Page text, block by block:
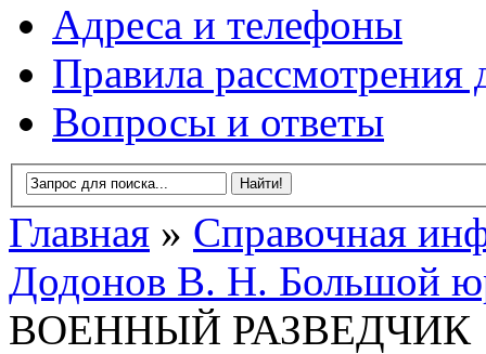
Адреса и телефоны
Правила рассмотрения
Вопросы и ответы
Главная » Справочная
Додонов В. Н. Большой
ВОЕННЫЙ РАЗВЕДЧИК